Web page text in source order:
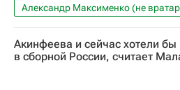
Александр Максименко (не
Роман Зобнин
Акинфеева и сейчас хотели бы
в сборной России, считает